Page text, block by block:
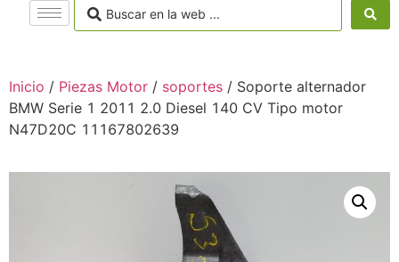
Inicio / Piezas Motor / soportes / Soporte alternador
BMW Serie 1 2011 2.0 Diesel 140 CV Tipo motor
N47D20C 11167802639